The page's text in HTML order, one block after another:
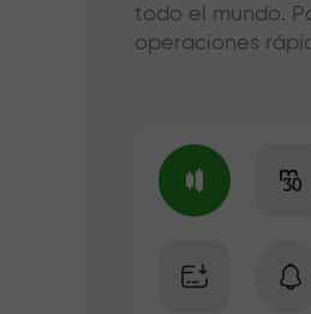
todo el mundo.
operaciones